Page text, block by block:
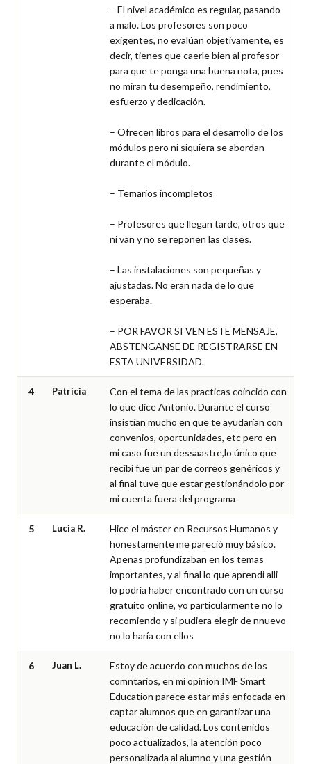
– El nivel académico es regular, pasando
a malo. Los profesores son poco
exigentes, no evalúan objetivamente, es
decir, tienes que caerle bien al profesor
para que te ponga una buena nota, pues
no miran tu desempeño, rendimiento,
esfuerzo y dedicación.
– Ofrecen libros para el desarrollo de los
módulos pero ni siquiera se abordan
durante el módulo.
– Temarios incompletos
– Profesores que llegan tarde, otros que
ni van y no se reponen las clases.
– Las instalaciones son pequeñas y
ajustadas. No eran nada de lo que
esperaba.
– POR FAVOR SI VEN ESTE MENSAJE,
ABSTENGANSE DE REGISTRARSE EN
ESTA UNIVERSIDAD.
4 Patricia
Con el tema de las practicas coincido con
lo que dice Antonio. Durante el curso
insistían mucho en que te ayudarían con
convenios, oportunidades, etc pero en
mi caso fue un dessaastre,lo único que
recibí fue un par de correos genéricos y
al final tuve que estar gestionándolo por
mi cuenta fuera del programa
5 Lucia R.
Hice el máster en Recursos Humanos y
honestamente me pareció muy básico.
Apenas profundizaban en los temas
importantes, y al final lo que aprendi alli
lo podría haber encontrado con un curso
gratuito online, yo particularmente no lo
recomiendo y si pudiera elegir de nnuevo
no lo haría con ellos
6 Juan L.
Estoy de acuerdo con muchos de los
comntarios, en mi opinion IMF Smart
Education parece estar más enfocada en
captar alumnos que en garantizar una
educación de calidad. Los contenidos
poco actualizados, la atención poco
personalizada al alumno y una gestión